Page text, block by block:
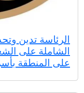
الرئاسة تدين
الشاملة على
على المنطقة